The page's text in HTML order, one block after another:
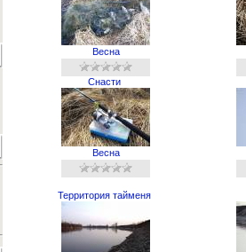
Весна
Снасти
Весна
Территория тайменя